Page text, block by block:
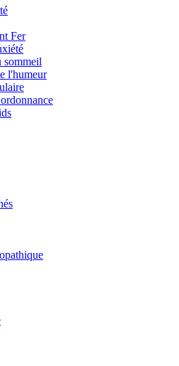
Fer
sommeil
l'humeur